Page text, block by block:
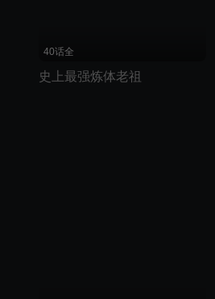
40话全
史上最强炼体老祖